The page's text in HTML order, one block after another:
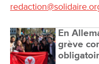
En
grève